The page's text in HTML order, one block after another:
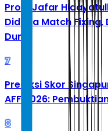
Profil Jafar
Diduga Match Fixing,
Dunia
7
Prediksi Skor
AFF 2026:
8